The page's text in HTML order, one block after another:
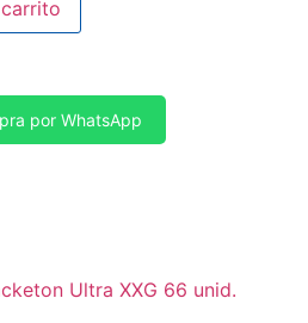
por WhatsApp
Ultra XXG 66 unid.